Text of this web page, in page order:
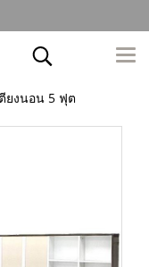
ยงนอน 5 ฟุต